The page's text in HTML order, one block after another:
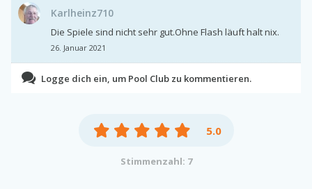
Karlheinz710
Die Spiele sind nicht sehr gut.Ohne Flash läuft halt nix.
26. Januar 2021
Logge dich ein, um Pool Club zu kommentieren.
5.0
Stimmenzahl: 7